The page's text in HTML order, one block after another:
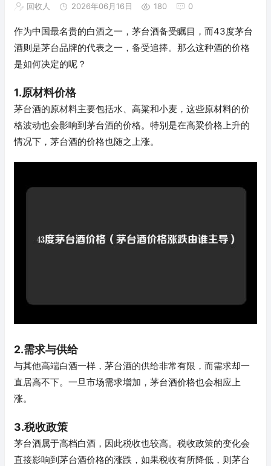
回收人 2026年06月16日 180 0
作为中国最名贵的白酒之一，茅台酒备受瞩目，而43度茅台
酒则是茅台品牌的代表之一，备受追捧。那么这种酒的价格
是如何决定的呢？
1.原材料价格
茅台酒的原材料主要包括水、高粱和小麦，这些原材料的价
格波动也会影响到茅台酒的价格。特别是在高粱价格上升的
情况下，茅台酒的价格也随之上涨。
2.需求与供给
与其他高端白酒一样，茅台酒的供给非常有限，而需求却一
直居高不下。一旦市场需求增加，茅台酒价格也会相应上
涨。
3.税收政策
茅台酒属于高档白酒，因此税收也较高。税收政策的变化会
直接影响到茅台酒价格的涨跌，如果税收有所降低，则茅台